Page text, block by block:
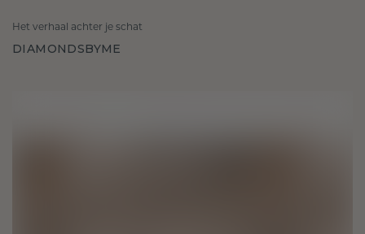
Het verhaal achter je schat
DIAMONDSBYME